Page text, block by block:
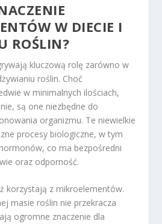
W DIECIE I
ROŚLIN?
kluczową rolę zarówno w
roślin. Choć
w minimalnych ilościach,
są one niezbędne do
organizmu. Te niewielkie
procesy biologiczne, w tym
co ma bezpośredni
oraz odporność.
korzystają z mikroelementów.
masie roślin nie przekracza
ogromne znaczenie dla